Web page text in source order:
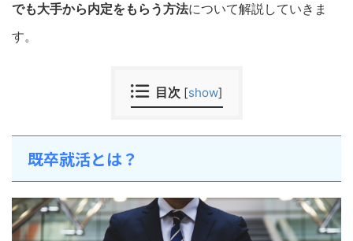
でも大手から内定をもらう方法について解説していきま
す。
目次 [show]
既卒就活とは？